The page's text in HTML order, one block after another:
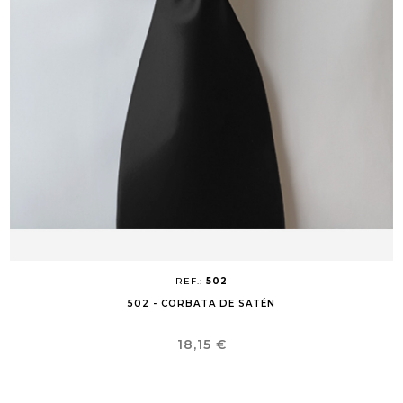
REF.: 502
502 - CORBATA DE SATÉN
Precio
18,15 €